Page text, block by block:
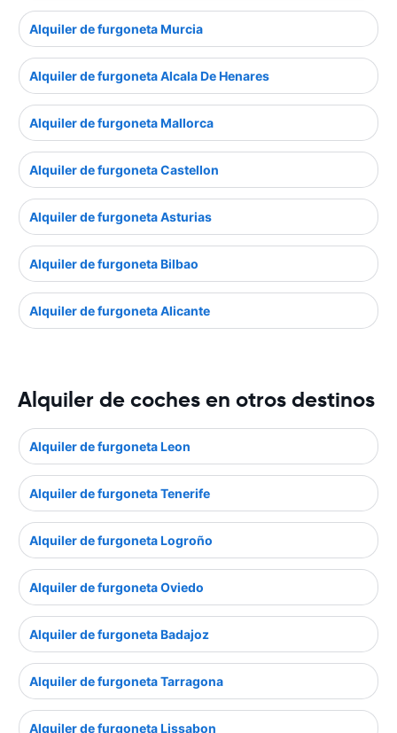
Alquiler de furgoneta Murcia
Alquiler de furgoneta Alcala De Henares
Alquiler de furgoneta Mallorca
Alquiler de furgoneta Castellon
Alquiler de furgoneta Asturias
Alquiler de furgoneta Bilbao
Alquiler de furgoneta Alicante
Alquiler de coches en otros destinos
Alquiler de furgoneta Leon
Alquiler de furgoneta Tenerife
Alquiler de furgoneta Logroño
Alquiler de furgoneta Oviedo
Alquiler de furgoneta Badajoz
Alquiler de furgoneta Tarragona
Alquiler de furgoneta Lissabon